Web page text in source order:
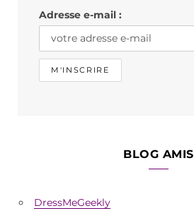
m
Adresse e-mail :
BLOG AMIS
DressMeGeekly